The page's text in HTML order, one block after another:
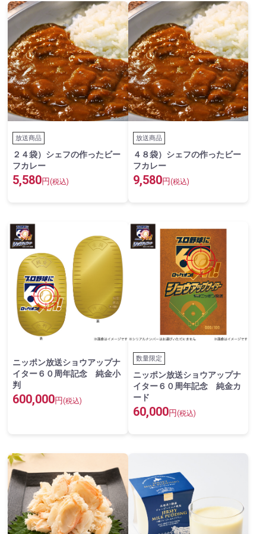
放送商品
２４袋）シェフの作ったビー
フカレー
5,580円 (税込)
放送商品
４８袋）シェフの作ったビー
フカレー
9,580円 (税込)
ニッポン放送ショウアップナ
イター６０周年記念 純金小
判
600,000円 (税込)
数量限定
ニッポン放送ショウアップナ
イター６０周年記念 純金カ
ード
60,000円 (税込)